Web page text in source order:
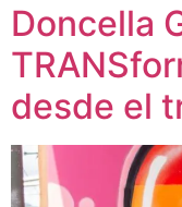
Doncella
desde el